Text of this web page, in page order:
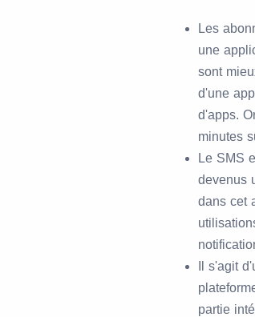
Les
une
sont
d'une
d'apps.
minutes
Le SMS
devenus
dans cet
Il s'agit
partie